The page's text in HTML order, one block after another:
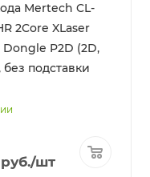
Mertech CL-
2Core XLaser
Dongle P2D (2D,
подставки
руб./шт